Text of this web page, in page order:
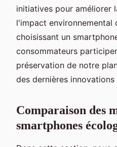
initiatives pour améliorer
l'impact environnemental
choisissant un
consommateurs
préservation de notre
des dernières
Comparaison des
smartphones